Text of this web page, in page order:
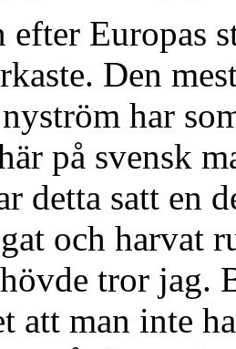
efter Europas
Den
har
på svensk
detta satt en
och harvat
tror jag.
att man inte